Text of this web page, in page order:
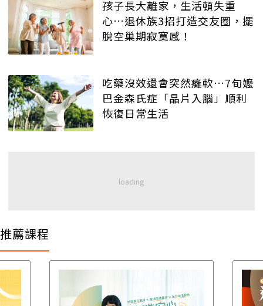
孩子長大離家，生活頓失重
心…退休族3招打造交友圈，擺
脫空巢期寂寞感！
吃藥沒效還會突然癱軟…7旬嬤
巴金森氏症「晶片入腦」順利
恢復日常生活
推薦課程